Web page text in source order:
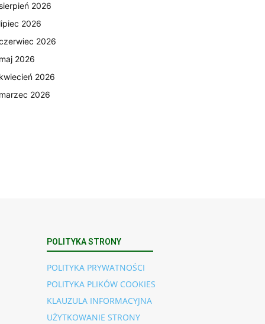
sierpień 2026
lipiec 2026
2026
maj 2026
kwiecień 2026
marzec 2026
POLITYKA STRONY
POLITYKA PRYWATNOŚCI
POLITYKA PLIKÓW COOKIES
KLAUZULA INFORMACYJNA
UŻYTKOWANIE STRONY